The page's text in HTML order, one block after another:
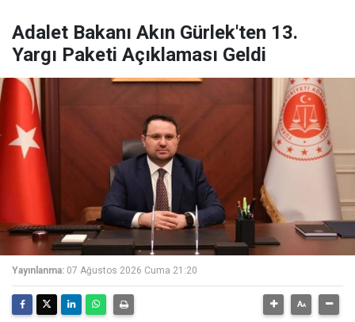
Adalet Bakanı Akın Gürlek'ten 13.
Yargı Paketi Açıklaması Geldi
Yayınlanma: 07 Ağustos 2026 Cuma 21:20